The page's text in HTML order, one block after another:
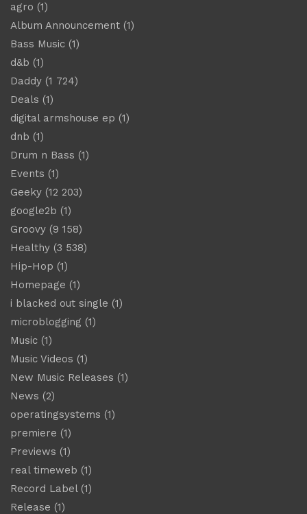
agro (1)
Album Announcement (1)
Bass Music (1)
d&b (1)
Daddy (1 724)
Deals (1)
digital armshouse ep (1)
dnb (1)
Drum n Bass (1)
Events (1)
Geeky (12 203)
google2b (1)
Groovy (9 158)
Healthy (3 538)
Hip-Hop (1)
Homepage (1)
i blacked out single (1)
microblogging (1)
Music (1)
Music Videos (1)
New Music Releases (1)
News (2)
operatingsystems (1)
premiere (1)
Previews (1)
real timeweb (1)
Record Label(1)
Release (1)